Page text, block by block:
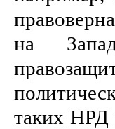
на
таких НРД